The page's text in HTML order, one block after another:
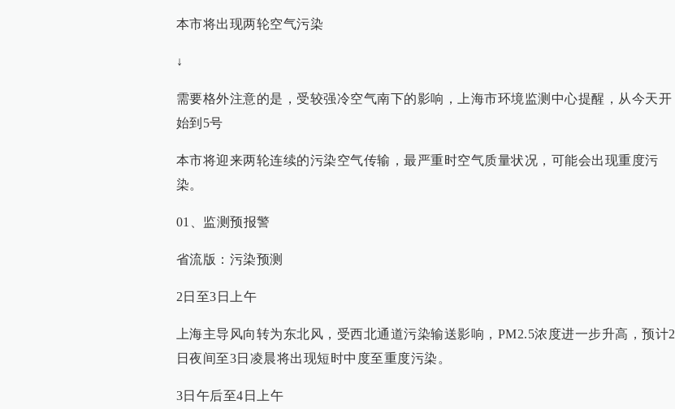
本市将出现两轮空气污染
↓
需要格外注意的是，受较强冷空气南下的影响，上海市环境监测中心提醒，从今天开
始到5号
本市将迎来两轮连续的污染空气传输，最严重时空气质量状况，可能会出现重度污
染。
01、监测预报警
省流版：污染预测
2日至3日上午
上海主导风向转为东北风，受西北通道污染输送影响，PM2.5浓度进一步升高，预计2
日夜间至3日凌晨将出现短时中度至重度污染。
3日午后至4日上午